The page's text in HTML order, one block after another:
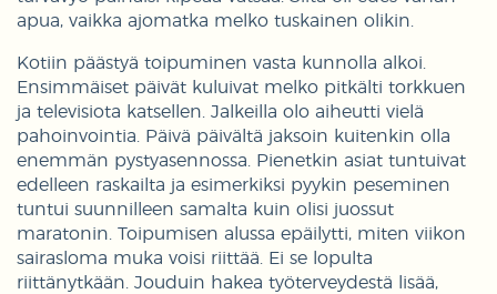
apua, vaikka ajomatka melko tuskainen olikin.
Kotiin päästyä toipuminen vasta kunnolla alkoi.
Ensimmäiset päivät kuluivat melko pitkälti torkkuen
ja televisiota katsellen. Jalkeilla olo aiheutti vielä
pahoinvointia. Päivä päivältä jaksoin kuitenkin olla
enemmän pystyasennossa. Pienetkin asiat tuntuivat
edelleen raskailta ja esimerkiksi pyykin peseminen
tuntui suunnilleen samalta kuin olisi juossut
maratonin. Toipumisen alussa epäilytti, miten viikon
sairasloma muka voisi riittää. Ei se lopulta
riittänytkään. Jouduin hakea työterveydestä lisää,